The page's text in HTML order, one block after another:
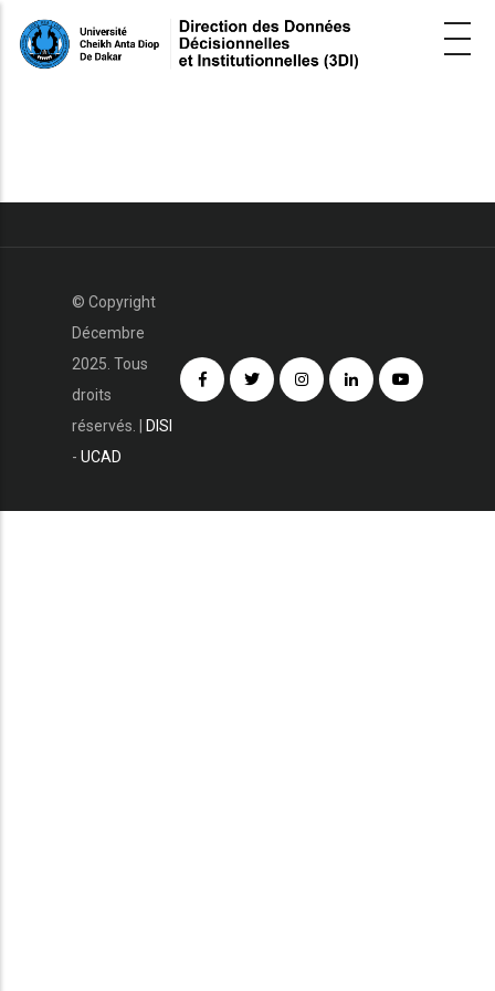
main
© Copyright
Décembre
2025. Tous
droits
réservés. |
DISI
- UCAD